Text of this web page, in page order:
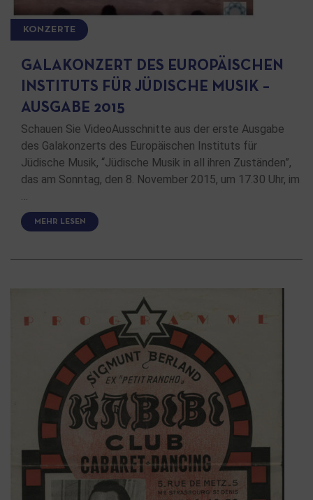
KONZERTE
GALAKONZERT DES EUROPÄISCHEN
INSTITUTS FÜR JÜDISCHE MUSIK –
AUSGABE 2015
Schauen Sie VideoAusschnitte aus der erste Ausgabe
des Galakonzerts des Europäischen Instituts für
Jüdische Musik, “Jüdische Musik in all ihren Zuständen”,
das am Sonntag, den 8. November 2015, um 17.30 Uhr, im
…
MEHR LESEN